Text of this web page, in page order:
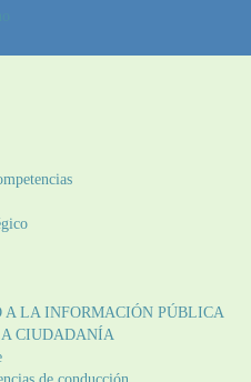
A LA INFORMACIÓN PÚBLICA
CIUDADANÍA